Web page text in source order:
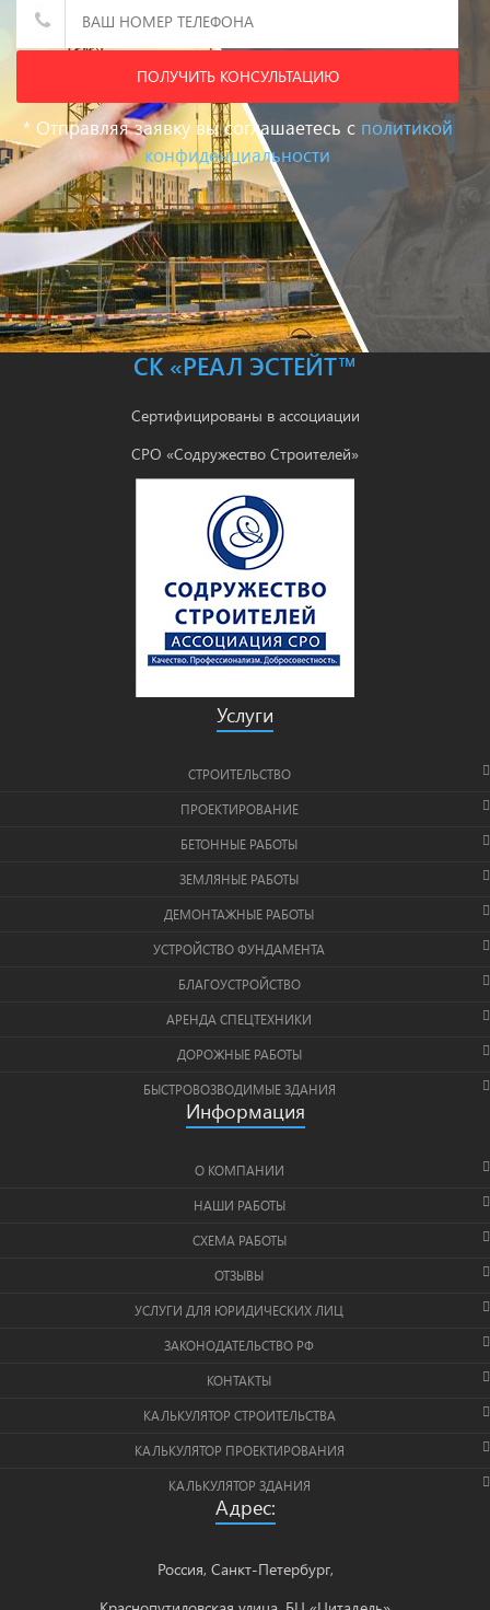
ПОЛУЧИТЬ КОНСУЛЬТАЦИЮ
* Отправляя заявку вы соглашаетесь с политикой
конфиденциальности
СК «РЕАЛ ЭСТЕЙТ™
Сертифицированы в ассоциации
СРО «Содружество Строителей»
Услуги
СТРОИТЕЛЬСТВО
ПРОЕКТИРОВАНИЕ
БЕТОННЫЕ РАБОТЫ
ЗЕМЛЯНЫЕ РАБОТЫ
ДЕМОНТАЖНЫЕ РАБОТЫ
УСТРОЙСТВО ФУНДАМЕНТА
БЛАГОУСТРОЙСТВО
АРЕНДА СПЕЦТЕХНИКИ
ДОРОЖНЫЕ РАБОТЫ
БЫСТРОВОЗВОДИМЫЕ ЗДАНИЯ
Информация
О КОМПАНИИ
НАШИ РАБОТЫ
СХЕМА РАБОТЫ
ОТЗЫВЫ
УСЛУГИ ДЛЯ ЮРИДИЧЕСКИХ ЛИЦ
ЗАКОНОДАТЕЛЬСТВО РФ
КОНТАКТЫ
КАЛЬКУЛЯТОР СТРОИТЕЛЬСТВА
КАЛЬКУЛЯТОР ПРОЕКТИРОВАНИЯ
КАЛЬКУЛЯТОР ЗДАНИЯ
Адрес:
Россия, Санкт-Петербург,